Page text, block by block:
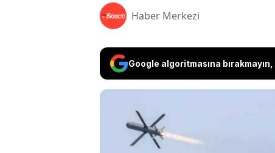
Haber Merkezi
Google algoritmasına